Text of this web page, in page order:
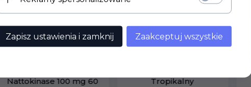
Tropikalny
Zapisz ustawienia i zamknij Zaakceptuj wszystkie